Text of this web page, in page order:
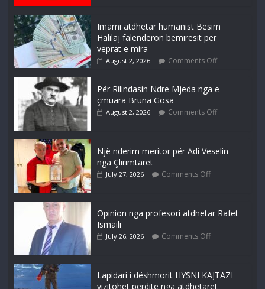
Imami atdhetar humanist Besim
Halilaj falenderon bëmiresit për
veprat e mira
August 2, 2026 Comments Off
Për Rilindasin Ndre Mjeda nga e
çmuara Bruna Gosa
August 2, 2026 Comments Off
Një nderim meritor për Adi Veselin
nga Çlirimtarët
July 27, 2026 Comments Off
Opinion nga profesori atdhetar Rafet
Ismaili
July 26, 2026 Comments Off
Lapidari i dëshmorit HYSNI KAJTAZI
vizitohet përditë nga atdhetaret